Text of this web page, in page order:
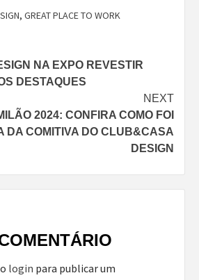
, GREAT PLACE TO WORK
NA EXPO REVESTIR
DESTAQUES
NEXT
2024: CONFIRA COMO FOI
DA COMITIVA DO CLUB&CASA
DESIGN
login para publicar um